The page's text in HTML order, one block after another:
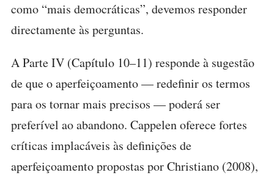
como “mais democráticas”, devemos responder
directamente às perguntas.
A Parte IV (Capítulo 10–11) responde à sugestão
de que o aperfeiçoamento — redefinir os termos
para os tornar mais precisos — poderá ser
preferível ao abandono. Cappelen oferece fortes
críticas implacáveis às definições de
aperfeiçoamento propostas por Christiano (2008),